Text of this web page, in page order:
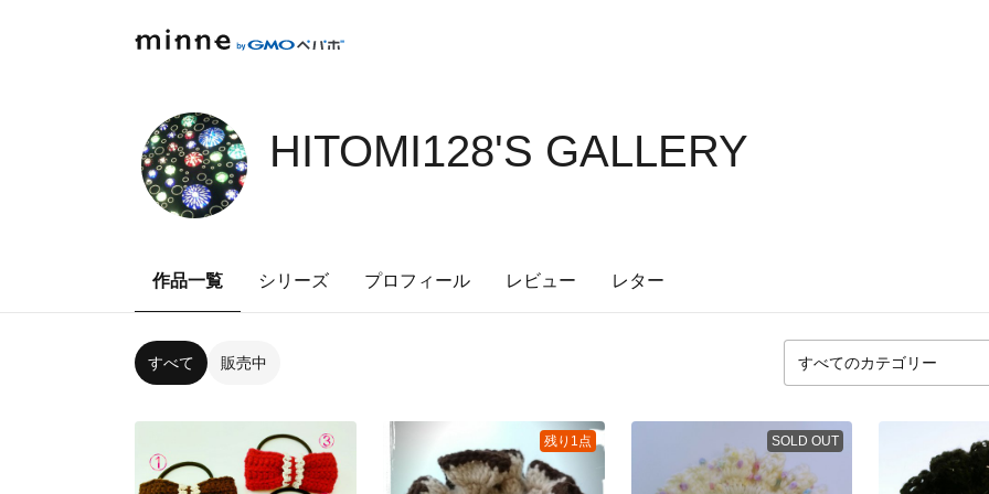
HITOMI128'S GALLERY
作品一覧 シリーズ プロフィール レビュー レター
すべて 販売中
残り1点 SOLD OUT